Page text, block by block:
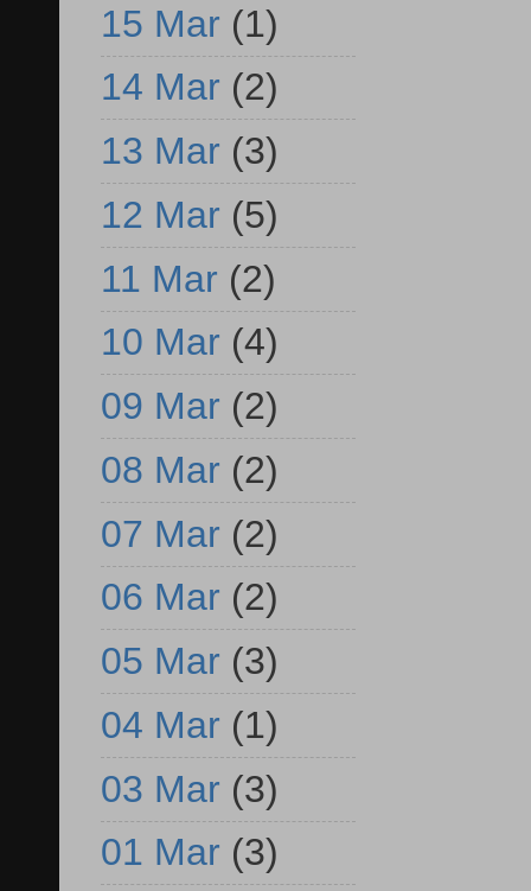
15 Mar (1)
14 Mar (2)
13 Mar (3)
12 Mar (5)
11 Mar (2)
10 Mar (4)
09 Mar (2)
08 Mar (2)
07 Mar (2)
06 Mar (2)
05 Mar (3)
04 Mar (1)
03 Mar (3)
01 Mar (3)